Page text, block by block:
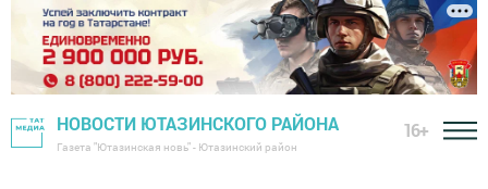
НОВОСТИ ЮТАЗИНСКОГО РАЙОНА
Газета "Ютазинская новь" - Ютазинский район
16+